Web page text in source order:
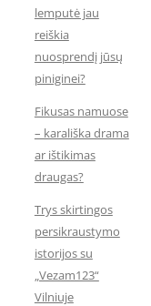
lemputė jau
reiškia
nuosprendį jūsų
piniginei?
Fikusas namuose
– karališka drama
ar ištikimas
draugas?
Trys skirtingos
persikraustymo
istorijos su
„Vezam123“
Vilniuje